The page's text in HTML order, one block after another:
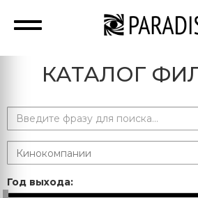
КАТАЛОГ
Год выхода: